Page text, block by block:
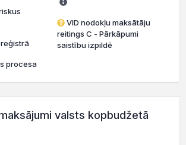
procesa
VID nodokļu maksātāju
reitings C - Pārkāpumi
saistību izpildē
valsts kopbudžetā